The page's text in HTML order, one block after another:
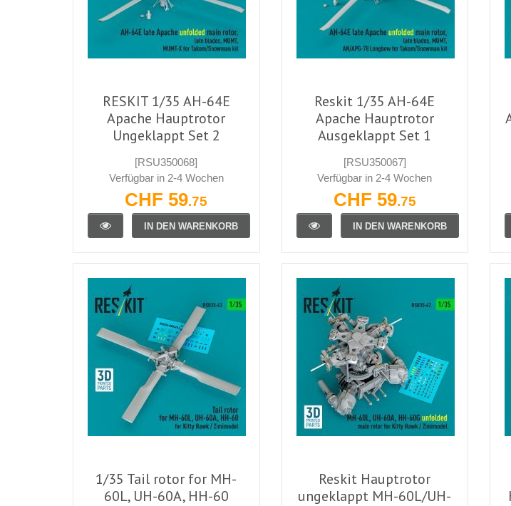
RESKIT 1/35 AH-64E
Apache Hauptrotor
Ungeklappt Set 2
[RSU350068]
Verfügbar in 2-4 Wochen
CHF 59.75
IN DEN WARENKORB
Reskit 1/35 AH-64E
Apache Hauptrotor
Ausgeklappt Set 1
[RSU350067]
Verfügbar in 2-4 Wochen
CHF 59.75
IN DEN WARENKORB
1/35 Tail rotor for MH-
60L, UH-60A, HH-60
Reskit Hauptrotor
ungeklappt MH-60L/UH-